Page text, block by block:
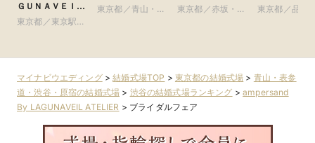
ＧＵＮＡＶＥＩＬ
ＴＯＫＹＯ）
東京都／東京駅・
東京都／青山・表
東京都／赤坂・六
東京都／品川
マイナビウエディング>結婚式場TOP > 東京都の結婚式場 > 青山・表参
道・渋谷・原宿の結婚式場 > 渋谷の結婚式場ランキング >ampersand
By LAGUNAVEIL ATELIER > ブライダルフェア